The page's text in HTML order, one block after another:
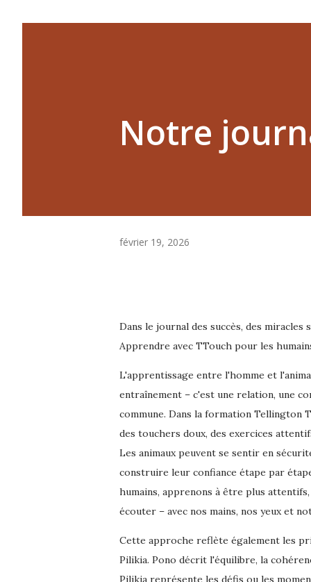
Notre
février 19, 2026
Dans le journal des succès, des miracles
Apprendre avec TTouch pour les
L'apprentissage entre l'homme et
entraînement – c'est une relation, une
commune. Dans la formation Tellington
des touchers doux, des exercices
Les animaux peuvent se sentir en
construire leur confiance étape par
humains, apprenons à être plus
écouter – avec nos mains, nos yeux et
Cette approche reflète également les
Pilikia. Pono décrit l'équilibre, la
Pilikia représente les défis ou les